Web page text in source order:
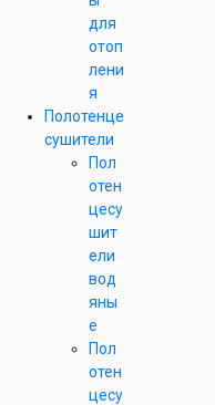
для
отоп
лени
я
Полотенце
сушители
Пол
отен
цесу
шит
ели
вод
яны
е
Пол
отен
цесу